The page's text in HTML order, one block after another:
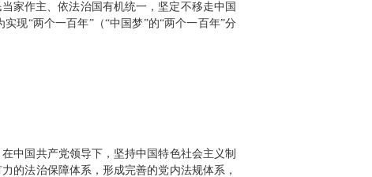
家作主、依法治国有机统一，坚定不移走中国
现“两个一百年”（“中国梦”的“两个一百年”分
中国共产党领导下，坚持中国特色社会主义制
的法治保障体系，形成完善的党内法规体系，